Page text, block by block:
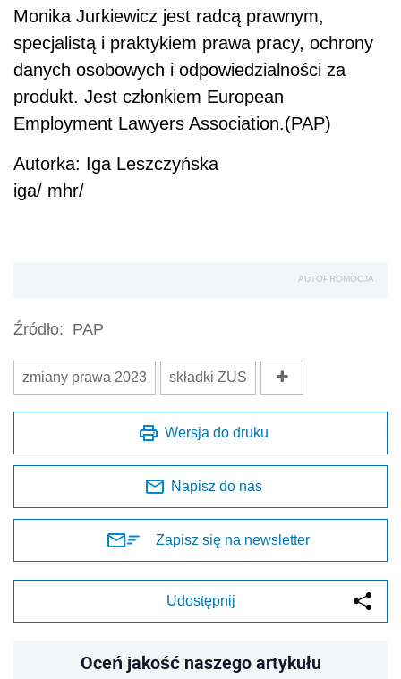
Monika Jurkiewicz jest radcą prawnym,
specjalistą i praktykiem prawa pracy, ochrony
danych osobowych i odpowiedzialności za
produkt. Jest członkiem European
Employment Lawyers Association.(PAP)
Autorka: Iga Leszczyńska
iga/ mhr/
AUTOPROMOCJA
Źródło: PAP
zmiany prawa 2023 składki ZUS
Wersja do druku
Napisz do nas
Zapisz się na newsletter
Udostępnij
Oceń jakość naszego artykułu